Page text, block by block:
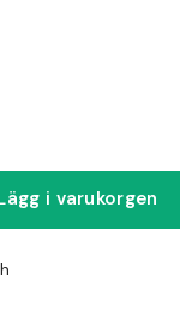
i varukorgen